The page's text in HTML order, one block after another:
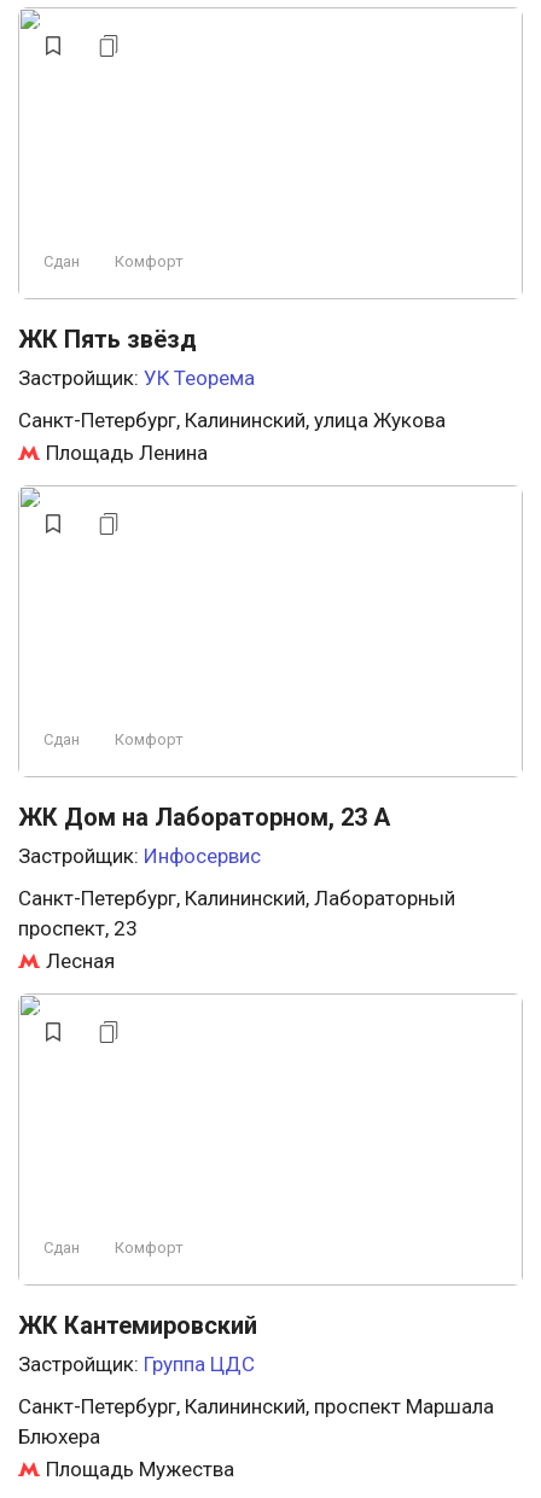
Сдан Комфорт
ЖК Пять звёзд
Застройщик: УК Теорема
Санкт-Петербург, Калининский, улица Жукова
Площадь Ленина
Сдан Комфорт
ЖК Дом на Лабораторном, 23 А
Застройщик: Инфосервис
Санкт-Петербург, Калининский, Лабораторный
проспект, 23
Лесная
Сдан Комфорт
ЖК Кантемировский
Застройщик: Группа ЦДС
Санкт-Петербург, Калининский, проспект Маршала
Блюхера
Площадь Мужества